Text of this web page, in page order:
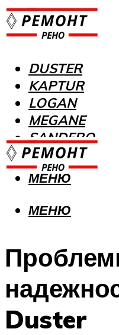
DUSTER
KAPTUR
LOGAN
MEGANE
SANDERO
МЕНЮ
МЕНЮ
Duster